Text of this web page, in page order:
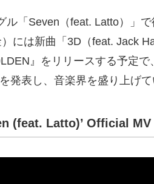
ル「Seven（feat. Latto）」
には新曲「3D（feat. Jack
』をリリースする予定
発表し、音楽界を盛り上げて
(feat. Latto)’ Official MV